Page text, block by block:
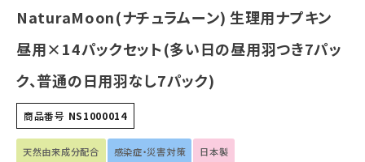
衛生用品
日用品雑貨
インナー・下着・ナイトウェア
NaturaMoon(ナチュラムーン) 生理用ナプキン
昼用×14パックセット(多い日の昼用羽つき7パッ
ク、普通の日用羽なし7パック)
商品番号 NS1000014
天然由来成分配合 感染症・災害対策 日本製